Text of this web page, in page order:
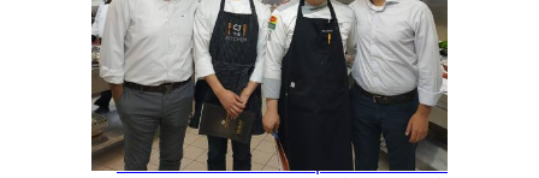
משלחת שפים מקוריאה ערכה סדנאות בישול